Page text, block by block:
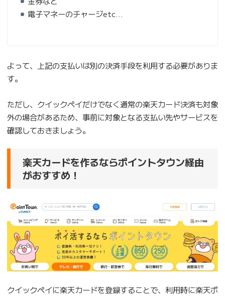
電子マネーのチャージetc…
よって、上記の支払いは別の決済手段を利用する必要がありま
す。
ただし、クイックペイだけでなく通常の楽天カード決済も対象
外の場合があるため、事前に対象となる支払い先やサービスを
確認しておきましょう。
楽天カードを作るならポイントタウン経由
がおすすめ！
クイックペイに楽天カードを登録することで、利用時に楽天ポ